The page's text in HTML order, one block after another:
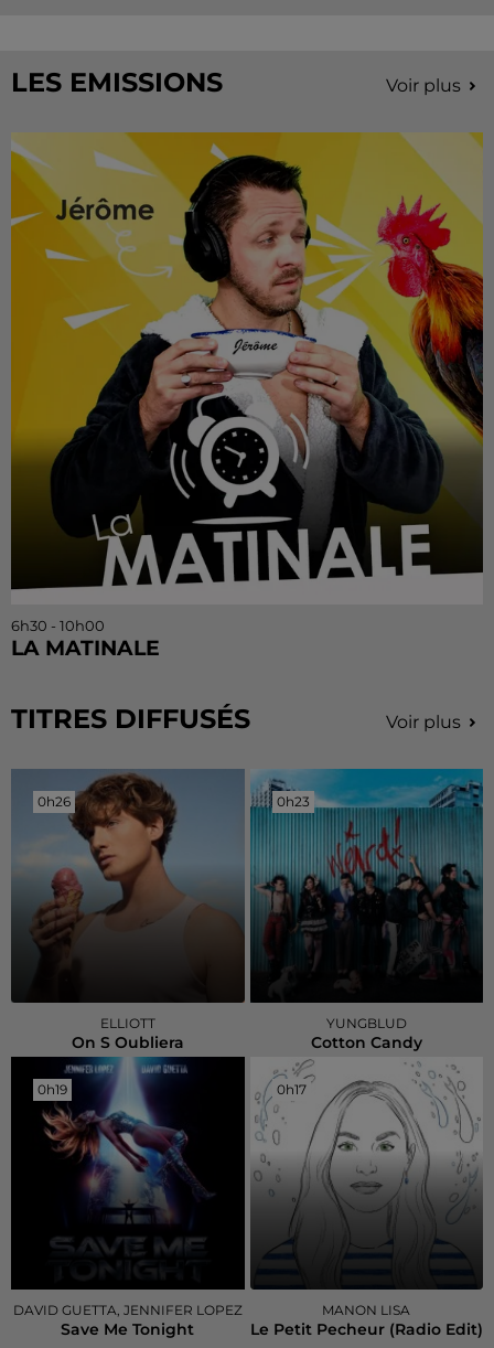
LES EMISSIONS Voir plus
6h30 - 10h00
LA MATINALE
TITRES DIFFUSÉS Voir plus
0h26
0h26
ELLIOTT
On S Oubliera
0h23
0h23
YUNGBLUD
Cotton Candy
0h19
0h19
DAVID GUETTA, JENNIFER LOPEZ
Save Me Tonight
0h17
0h17
MANON LISA
Le Petit Pecheur (radio Edit)